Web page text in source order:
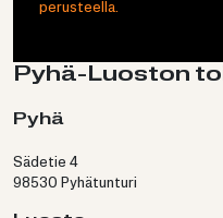
perusteella.
Pyhä-​Luoston
Pyhä
Sädetie 4
98530 Pyhätunturi